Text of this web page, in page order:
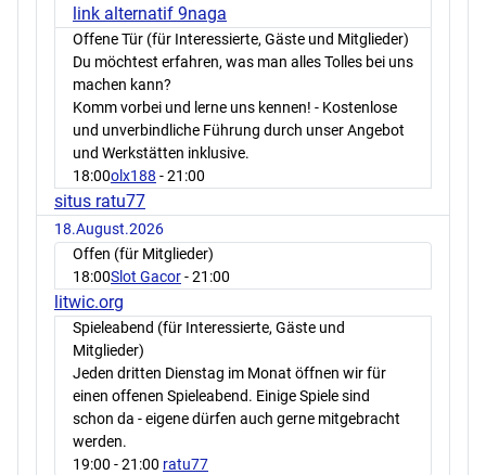
link alternatif 9naga
Offene Tür (für Interessierte, Gäste und Mitglieder)
Du möchtest erfahren, was man alles Tolles bei uns
machen kann?
Komm vorbei und lerne uns kennen! - Kostenlose
und unverbindliche Führung durch unser Angebot
und Werkstätten inklusive.
18:00olx188 - 21:00
situs ratu77
18.August.2026
Offen (für Mitglieder)
18:00Slot Gacor- 21:00
litwic.org
Spieleabend (für Interessierte, Gäste und
Mitglieder)
Jeden dritten Dienstag im Monat öffnen wir für
einen offenen Spieleabend. Einige Spiele sind
schon da - eigene dürfen auch gerne mitgebracht
werden.
19:00 - 21:00 ratu77